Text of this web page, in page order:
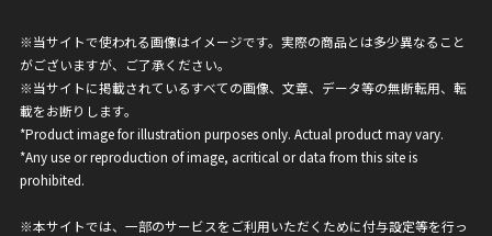
※当サイトで使われる画像はイメージです。実際の商品とは多少異なること
がございますが、ご了承ください。
※当サイトに掲載されているすべての画像、文章、データ等の無断転用、転
載をお断りします。
*Product image for illustration purposes only. Actual product may vary.
*Any use or reproduction of image, acritical or data from this site is
prohibited.
※本サイトでは、一部のサービスをご利用いただくために付与設定等を行っ